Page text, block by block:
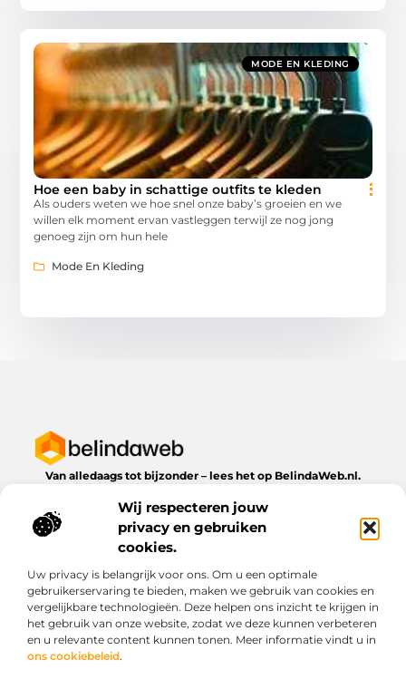
Wij respecteren jouw
privacy en gebruiken
cookies.
Uw privacy is belangrijk voor ons. Om u een optimale
gebruikerservaring te bieden, maken we gebruik van cookies en
vergelijkbare technologieën. Deze helpen ons inzicht te krijgen in
het gebruik van onze website, zodat we deze kunnen verbeteren
en u relevante content kunnen tonen. Meer informatie vindt u in
ons cookiebeleid.
MODE EN KLEDING
Hoe een baby in schattige outfits te kleden
Als ouders weten we hoe snel onze baby’s groeien en we
willen elk moment ervan vastleggen terwijl ze nog jong
genoeg zijn om hun hele
Mode En Kleding
Van alledaags tot bijzonder – lees het op BelindaWeb.nl.
dagelijks leven te bieden heeft.
Bericht categorie
Onze informatie